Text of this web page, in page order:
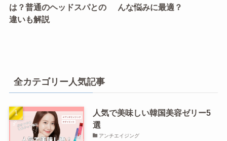
は？普通のヘッドスパとの
違いも解説
んな悩みに最適？
全カテゴリー人気記事
人気で美味しい韓国美容ゼリー5
選
アンチエイジング